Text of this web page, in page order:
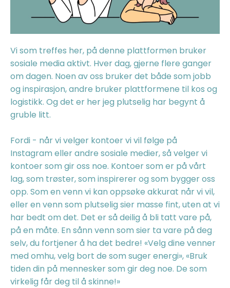
Vi som treffes her, på denne plattformen bruker
sosiale media aktivt. Hver dag, gjerne flere ganger
om dagen. Noen av oss bruker det både som jobb
og inspirasjon, andre bruker plattformene til kos og
logistikk. Og det er her jeg plutselig har begynt å
gruble litt.
Fordi - når vi velger kontoer vi vil følge på
Instagram eller andre sosiale medier, så velger vi
kontoer som gir oss noe. Kontoer som er på vårt
lag, som trøster, som inspirerer og som bygger oss
opp. Som en venn vi kan oppsøke akkurat når vi vil,
eller en venn som plutselig sier masse fint, uten at vi
har bedt om det. Det er så deilig å bli tatt vare på,
på en måte. En sånn venn som sier ta vare på deg
selv, du fortjener å ha det bedre! «Velg dine venner
med omhu, velg bort de som suger energi», «Bruk
tiden din på mennesker som gir deg noe. De som
virkelig får deg til å skinne!»